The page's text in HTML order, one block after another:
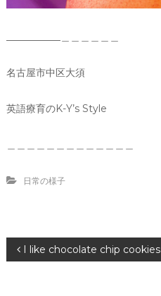
名古屋市中区大須
英語療育のK-Y’s Style
日常の様子
投I like chocolate chip cookies